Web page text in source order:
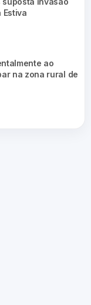
Estiva
ao
na zona rural de